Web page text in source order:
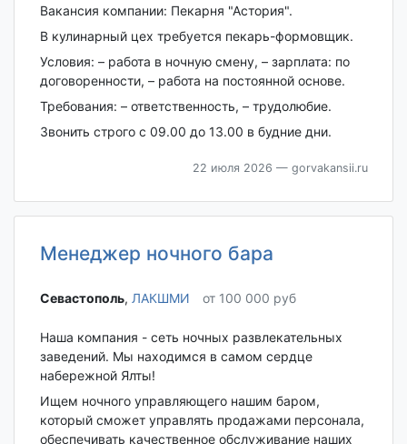
Вакансия компании: Пекарня "Астория".
В кулинарный цех требуется пекарь-формовщик.
Условия: – работа в ночную смену, – зарплата: по
договоренности, – работа на постоянной основе.
Требования: – ответственность, – трудолюбие.
Звонить строго с 09.00 до 13.00 в будние дни.
22 июля 2026 — gorvakansii.ru
Менеджер ночного бара
Севастополь‎, ЛАКШМИ от 100 000 руб
Наша компания - сеть ночных развлекательных
заведений. Мы находимся в самом сердце
набережной Ялты!
Ищем ночного управляющего нашим баром,
который сможет управлять продажами персонала,
обеспечивать качественное обслуживание наших